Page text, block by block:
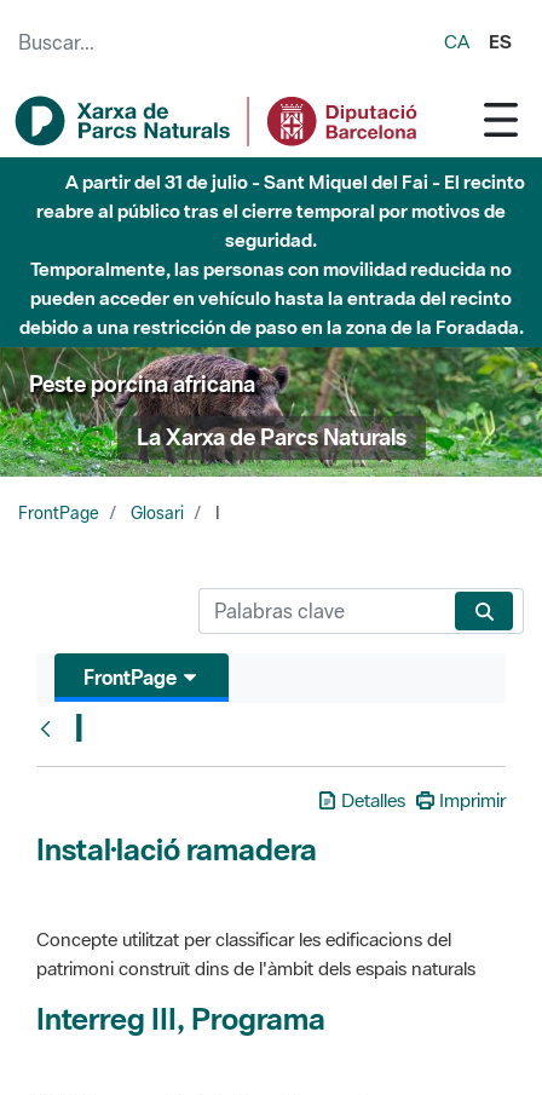
CA ES
A partir del 31 de julio - Sant Miquel del Fai - El recinto
reabre al público tras el cierre temporal por motivos de
seguridad.
Temporalmente, las personas con movilidad reducida no
pueden acceder en vehículo hasta la entrada del recinto
debido a una restricción de paso en la zona de la Foradada.
Peste porcina africana
La Xarxa de Parcs Naturals
FrontPage Glosari
FrontPage
I
Detalles Imprimir
Instal·lació ramadera
Concepte utilitzat per classificar les edificacions del
patrimoni construït dins de l'àmbit dels espais naturals
Interreg III, Programa